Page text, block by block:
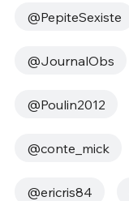
@PepiteSexiste
@JournalObs
@Poulin2012
@conte_mick
@ericris84